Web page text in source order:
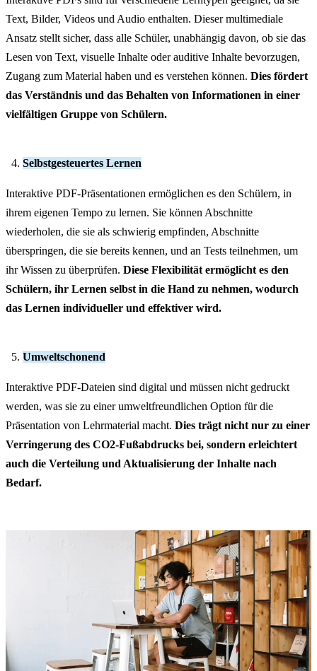
Text, Bilder, Videos und Audio enthalten. Dieser multimediale
Ansatz stellt sicher, dass alle Schüler, unabhängig davon, ob sie das
Lesen von Text, visuelle Inhalte oder auditive Inhalte bevorzugen,
Zugang zum Material haben und es verstehen können. Dies fördert
das Verständnis und das Behalten von Informationen in einer
vielfältigen Gruppe von Schülern.
Selbstgesteuertes Lernen
Interaktive PDF-Präsentationen ermöglichen es den Schülern, in
ihrem eigenen Tempo zu lernen. Sie können Abschnitte
wiederholen, die sie als schwierig empfinden, Abschnitte
überspringen, die sie bereits kennen, und an Tests teilnehmen, um
ihr Wissen zu überprüfen. Diese Flexibilität ermöglicht es den
Schülern, ihr Lernen selbst in die Hand zu nehmen, wodurch
das Lernen individueller und effektiver wird.
Umweltschonend
Interaktive PDF-Dateien sind digital und müssen nicht gedruckt
werden, was sie zu einer umweltfreundlichen Option für die
Präsentation von Lehrmaterial macht. Dies trägt nicht nur zu einer
Verringerung des CO2-Fußabdrucks bei, sondern erleichtert
auch die Verteilung und Aktualisierung der Inhalte nach
Bedarf.